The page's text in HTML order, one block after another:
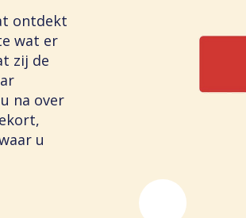
ontdekt
wat er
zij de
na over
u